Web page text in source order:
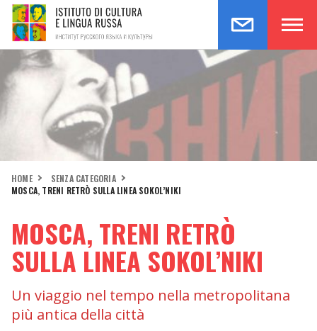
HOME
SENZA CATEGORIA
MOSCA, TRENI RETRÒ SULLA LINEA SOKOL’NIKI
MOSCA, TRENI RETRÒ
SULLA LINEA SOKOL’NIKI
Un viaggio nel tempo nella metropolitana
più antica della città